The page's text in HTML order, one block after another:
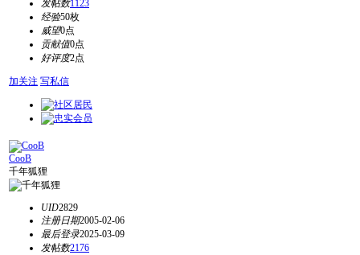
发帖数1123
经验50枚
威望0点
贡献值0点
好评度2点
加关注 写私信
CooB
千年狐狸
UID2829
注册日期2005-02-06
最后登录2025-03-09
发帖数2176